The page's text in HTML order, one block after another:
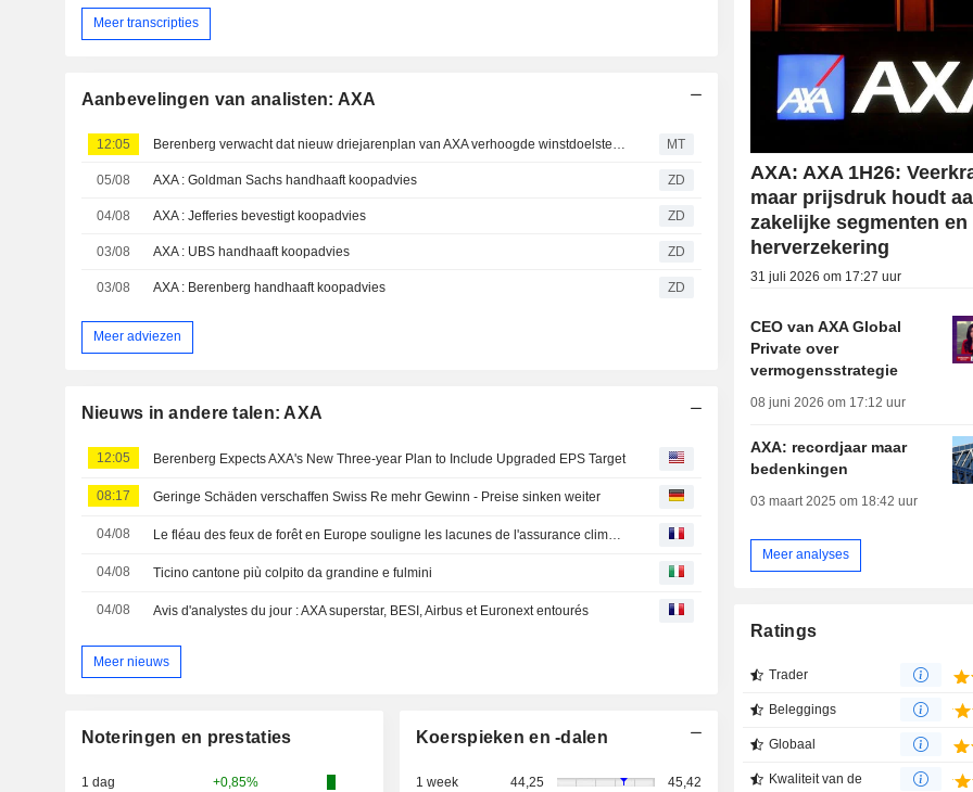
Meer transcripties
Aanbevelingen van analisten: AXA
12:05 MT
05/08 AXA : Goldman Sachs handhaaft koopadvies ZD
04/08 AXA : Jefferies bevestigt koopadvies ZD
03/08 AXA : UBS handhaaft koopadvies ZD
03/08 AXA : Berenberg handhaaft koopadvies ZD
Meer adviezen
Nieuws in andere talen: AXA
12:05 Berenberg Expects AXA's New Three-year Plan to Include Upgraded EPS Target
08:17 Geringe Schäden verschaffen Swiss Re mehr Gewinn - Preise sinken weiter
04/08 Le fléau des feux de forêt en Europe souligne les lacunes de l'assurance climatique
04/08 Ticino cantone più colpito da grandine e fulmini
04/08 Avis d'analystes du jour : AXA superstar, BESI, Airbus et Euronext entourés
Meer nieuws
Noteringen en prestaties
1 dag +0,85%
Koerspieken en -dalen
1 week 44,25 45,42
AXA: AXA 1H26:
maar prijsdruk houdt
zakelijke segmenten en
herverzekering
31 juli 2026 om 17:27 uur
CEO van AXA Global
Private over
vermogensstrategie
08 juni 2026 om 17:12 uur
AXA: recordjaar maar
bedenkingen
03 maart 2025 om 18:42 uur
Meer analyses
Ratings
Trader
Beleggings
Globaal
Kwaliteit van de